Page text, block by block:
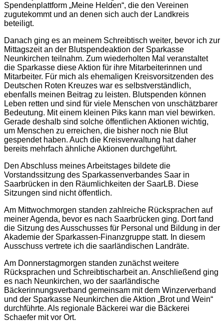
Spendenplattform „Meine Helden“, die den Vereinen
zugutekommt und an denen sich auch der Landkreis
beteiligt.
Danach ging es an meinem Schreibtisch weiter, bevor ich zur
Mittagszeit an der Blutspendeaktion der Sparkasse
Neunkirchen teilnahm. Zum wiederholten Mal veranstaltet
die Sparkasse diese Aktion für ihre Mitarbeiterinnen und
Mitarbeiter. Für mich als ehemaligen Kreisvorsitzenden des
Deutschen Roten Kreuzes war es selbstverständlich,
ebenfalls meinen Beitrag zu leisten. Blutspenden können
Leben retten und sind für viele Menschen von unschätzbarer
Bedeutung. Mit einem kleinen Piks kann man viel bewirken.
Gerade deshalb sind solche öffentlichen Aktionen wichtig,
um Menschen zu erreichen, die bisher noch nie Blut
gespendet haben. Auch die Kreisverwaltung hat daher
bereits mehrfach ähnliche Aktionen durchgeführt.
Den Abschluss meines Arbeitstages bildete die
Vorstandssitzung des Sparkassenverbandes Saar in
Saarbrücken in den Räumlichkeiten der SaarLB. Diese
Sitzungen sind nicht öffentlich.
Am Mittwochmorgen standen zahlreiche Rücksprachen auf
meiner Agenda, bevor es nach Saarbrücken ging. Dort fand
die Sitzung des Ausschusses für Personal und Bildung in der
Akademie der Sparkassen-Finanzgruppe statt. In diesem
Ausschuss vertrete ich die saarländischen Landräte.
Am Donnerstagmorgen standen zunächst weitere
Rücksprachen und Schreibtischarbeit an. Anschließend ging
es nach Neunkirchen, wo der saarländische
Bäckerinnungsverband gemeinsam mit dem Winzerverband
und der Sparkasse Neunkirchen die Aktion „Brot und Wein“
durchführte. Als regionale Bäckerei war die Bäckerei
Schaefer mit vor Ort.